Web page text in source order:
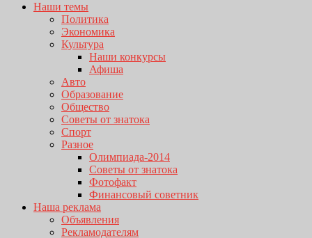
Наши темы
Политика
Экономика
Культура
Наши конкурсы
Афиша
Авто
Образование
Общество
Советы от знатока
Спорт
Разное
Олимпиада-2014
Советы от знатока
Фотофакт
Финансовый советник
Наша реклама
Объявления
Рекламодателям